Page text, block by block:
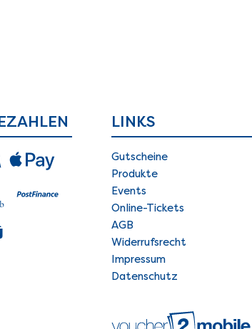
LINKS
Gutscheine
Produkte
Events
Online-Tickets
AGB
Widerrufsrecht
Impressum
Datenschutz